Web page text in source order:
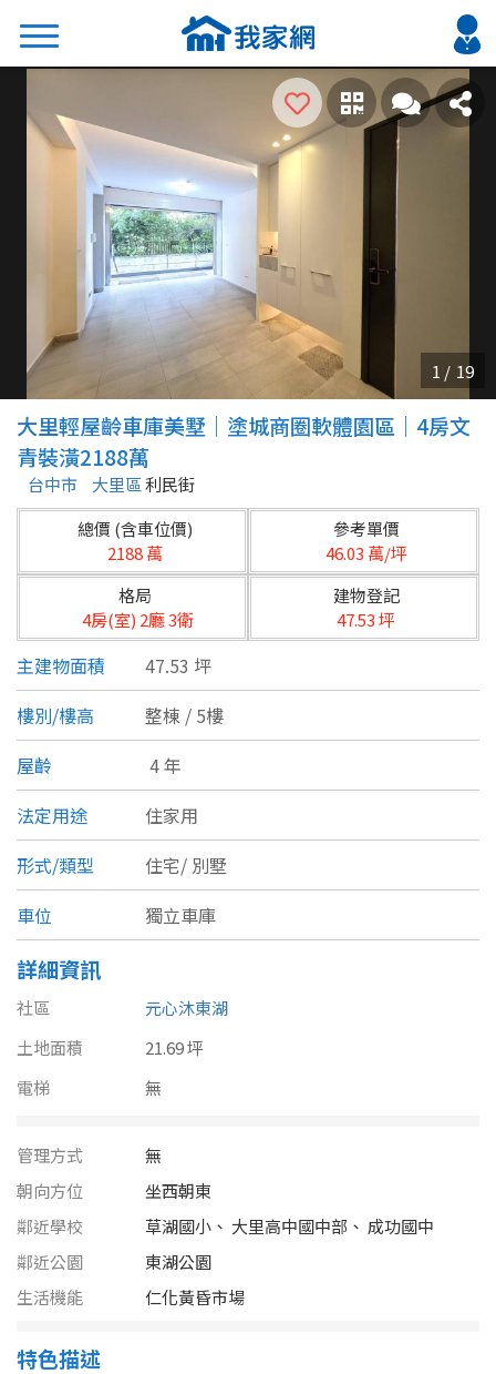
搜尋
熱門關鍵字
2026 台北降價好屋限量釋出
2026 新北降價好屋限量釋出
2026 台中降價好屋限量釋出
2026 台南降價好屋限量釋出
2026 高雄降價好屋限量釋出
縣市
不限
台北市
基隆市
新北市
宜蘭縣
桃園市
新竹市
新竹縣
苗栗縣
台中市
彰化縣
南投縣
雲林縣
嘉義市
嘉義縣
台南市
澎湖縣
區域
類型(可複選)
不拘 公寓 電梯大樓 套房
別墅 透天厝 樓中樓 華廈
農舍 辦公 店面 工廠
坪數
60~70 坪
80坪以上
~
大里輕屋齡車庫美墅｜塗城商圈軟體園區｜4房文
青裝潢2188萬
台中市 大里區利民街
總價 (含車位價)
2188 萬
參考單價
46.03 萬/坪
格局
4房(室) 2廳 3衛
建物登記
47.53 坪
主建物面積
47.53 坪
樓別/樓高
整棟 / 5樓
屋齡
4 年
法定用途
住家用
形式/類型
住宅/ 別墅
車位
獨立車庫
詳細資訊
社區
元心沐東湖
土地面積
21.69 坪
電梯
無
管理方式
無
朝向方位
坐西朝東
鄰近學校
草湖國小、 大里高中國中部、 成功國中
鄰近公園
東湖公園
生活機能
仁化黃昏市場
特色描述